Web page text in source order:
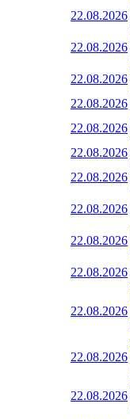
22.08.2026
22.08.2026
22.08.2026
22.08.2026
22.08.2026
22.08.2026
22.08.2026
22.08.2026
22.08.2026
22.08.2026
22.08.2026
22.08.2026
22.08.2026